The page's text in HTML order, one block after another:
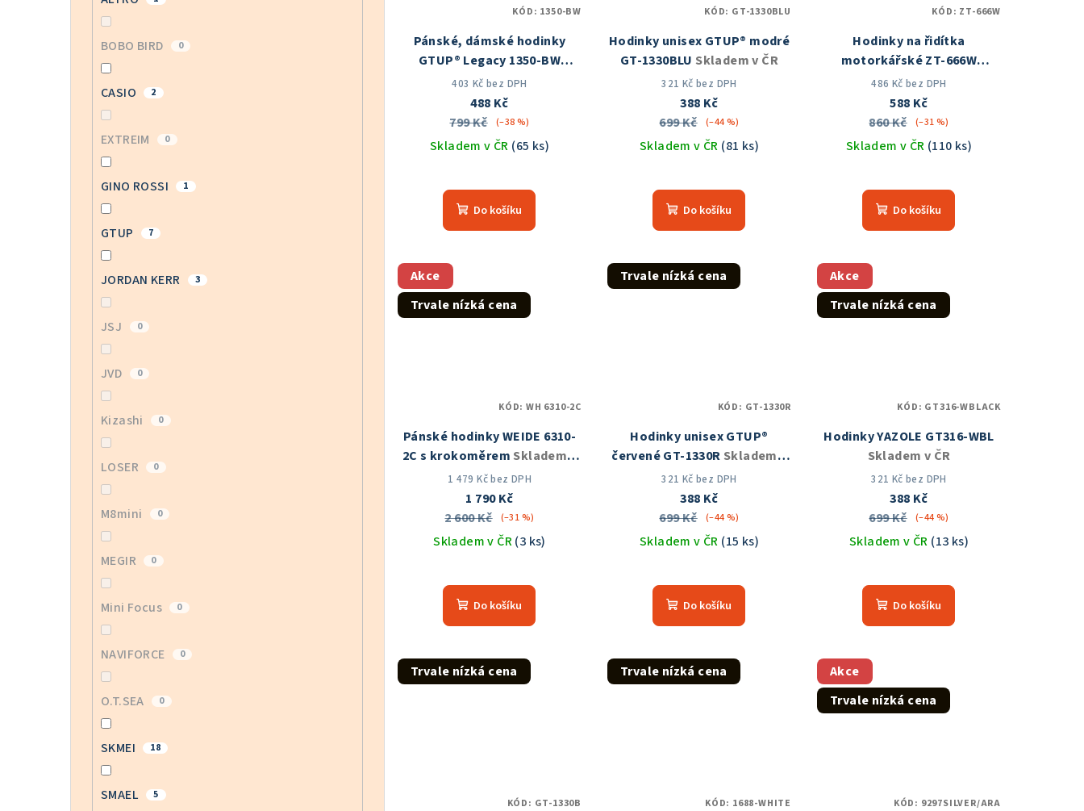
BOBO BIRD 0
CASIO 2
EXTREIM 0
GINO ROSSI 1
GTUP 7
JORDAN KERR 3
JSJ 0
JVD 0
Kizashi 0
LOSER 0
M8mini 0
MEGIR 0
Mini Focus 0
NAVIFORCE 0
O.T.SEA 0
SKMEI 18
SMAEL 5
Pánské, dámské hodinky
GTUP® Legacy 1350-BW
Skladem v ČR
403 Kč bez DPH
488 Kč
799 Kč
(–38 %)
Skladem v ČR (65 ks)
hodnocení
produktu
je
5
hvězdiček.
Do košíku
KÓD: 1350-BW
Hodinky unisex GTUP® modré
GT-1330BLU Skladem v ČR
321 Kč bez DPH
388 Kč
699 Kč
(–44 %)
Skladem v ČR (81 ks)
hodnocení
produktu
je
z
5
Do košíku
KÓD: GT-1330BLU
Hodinky na řidítka
motorkářské ZT-666W
Skladem v ČR
486 Kč bez DPH
588 Kč
860 Kč
(–31 %)
Skladem v ČR (110 ks)
hodnocení
produktu
je
5
hvězdiček.
Do košíku
KÓD: ZT-666W
Akce
Trvale nízká cena
Pánské hodinky WEIDE 6310-
2C s krokoměrem Skladem v
ČR
1 479 Kč bez DPH
1 790 Kč
2 600 Kč
(–31 %)
Skladem v ČR(3 ks)
Do košíku
KÓD: WH 6310-2C
Trvale nízká cena
Hodinky unisex GTUP®
červené GT-1330R Skladem v
ČR
321 Kč bez DPH
388 Kč
699 Kč
(–44 %)
Skladem v ČR (15 ks)
Do košíku
KÓD: GT-1330R
Akce
Trvale nízká cena
Hodinky YAZOLE GT316-WBL
Skladem v ČR
321 Kč bez DPH
388 Kč
699 Kč
(–44 %)
Skladem v ČR (13 ks)
Do košíku
KÓD: GT316-WBLACK
Trvale nízká cena
KÓD: GT-1330B
Trvale nízká cena
KÓD: 1688-WHITE
Akce
Trvale nízká cena
KÓD: 9297SILVER/ARA